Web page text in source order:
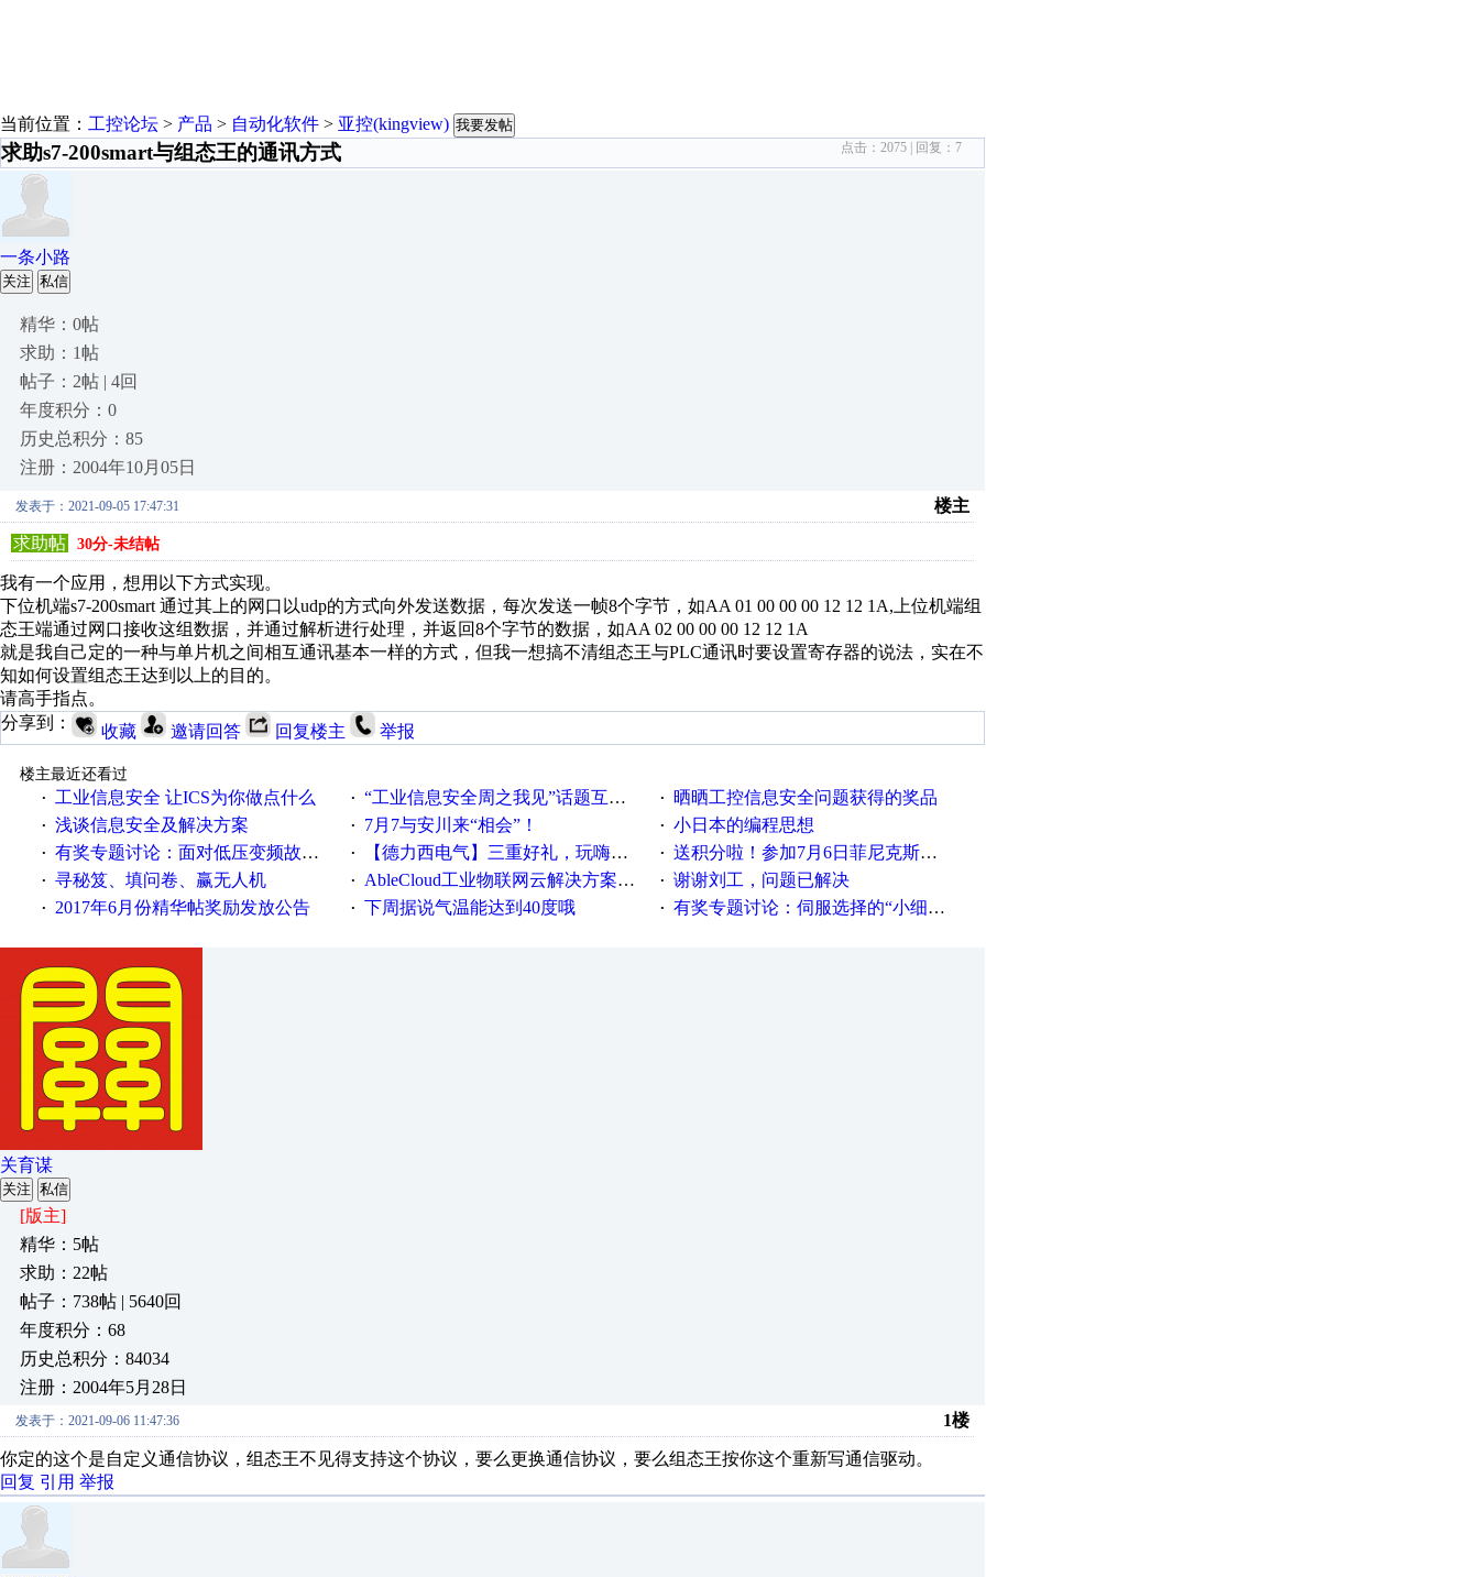
当前位置： 工控论坛 > 产品 > 自动化软件 > 亚控(kingview) 我要发帖
求助s7-200smart与组态王的通讯方式 点击： 2075 | 回复： 7
一条小路
关注 私信
精华：0帖
求助：1帖
帖子：2帖 | 4回
年度积分：0
历史总积分：85
注册：2004年10月05日
发表于：2021-09-05 17:47:31
楼主
求助帖
30分-未结帖
我有一个应用，想用以下方式实现。
下位机端s7-200smart 通过其上的网口以udp的方式向外发送数据，每次发送一帧8个字节，如AA 01 00 00 00 12 12 1A,上位机端组
态王端通过网口接收这组数据，并通过解析进行处理，并返回8个字节的数据，如AA 02 00 00 00 12 12 1A
就是我自己定的一种与单片机之间相互通讯基本一样的方式，但我一想搞不清组态王与PLC通讯时要设置寄存器的说法，实在不
知如何设置组态王达到以上的目的。
请高手指点。
分享到：
收藏 邀请回答 回复楼主 举报
楼主最近还看过
·
工业信息安全 让ICS为你做点什么 · “工业信息安全周之我见”话题互动获奖名单发布公告 · 晒晒工控信息安全问题获得的奖品
· 浅谈信息安全及解决方案 · 7月7与安川来“相会”！ · 小日本的编程思想
· 有奖专题讨论：面对低压变频故障，老手是这样解决的！ · 【德力西电气】三重好礼，玩嗨夏日！ · 送积分啦！参加7月6日菲尼克斯在线研讨会即得
· 寻秘笈、填问卷、赢无人机 · AbleCloud工业物联网云解决方案实践及应用 · 谢谢刘工，问题已解决
· 2017年6月份精华帖奖励发放公告 · 下周据说气温能达到40度哦 · 有奖专题讨论：伺服选择的“小细节大学问”奖励公告
关育谋
关注 私信
[版主]
精华：5帖
求助：22帖
帖子：738帖 | 5640回
年度积分：68
历史总积分：84034
注册：2004年5月28日
发表于：2021-09-06 11:47:36 1楼
你定的这个是自定义通信协议，组态王不见得支持这个协议，要么更换通信协议，要么组态王按你这个重新写通信驱动。
回复 引用 举报